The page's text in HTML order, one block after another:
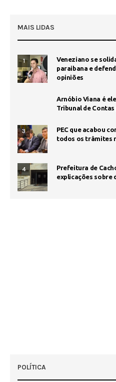
MAIS LIDAS
1
Veneziano se
paraibana e
opiniões
Arnóbio Viana é
Tribunal de Contas
3
PEC que acabou
todos os trâmites
4
Prefeitura de
explicações sobre
POLÍTICA